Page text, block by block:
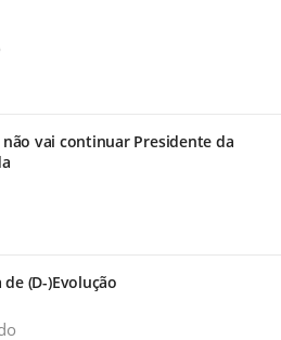
vai continuar Presidente da
(D-)Evolução